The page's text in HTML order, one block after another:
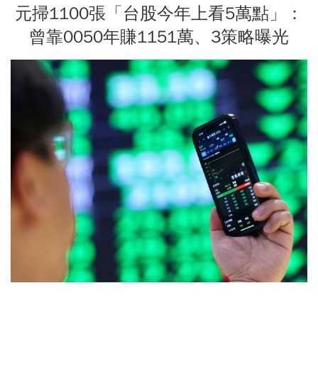
元掃1100張「台股今年上看5萬點」：
曾靠0050年賺1151萬、3策略曝光